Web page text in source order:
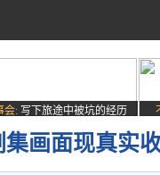
会: 写下旅途中被坑的经历
画面现真实